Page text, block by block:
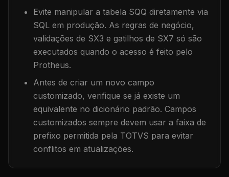
Evite manipular a tabela SQQ diretamente via
SQL em produção. As regras de negócio,
validações de SX3 e gatilhos de SX7 só são
executados quando o acesso é feito pelo
Protheus.
Antes de criar um novo campo
customizado, verifique se já existe um
equivalente no dicionário padrão. Campos
customizados sempre devem usar a faixa de
prefixo permitida pela TOTVS para evitar
conflitos em atualizações.